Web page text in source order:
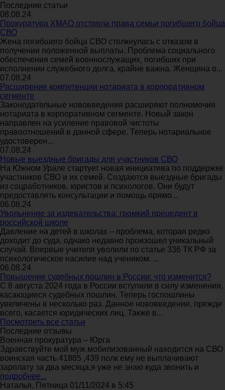
Последние статьи
08.08.24
Прокуратура ХМАО отстояла права семьи погибшего бойца
СВО
Жена погибшего бойца СВО столкнулась с отказом в
получении положенной выплаты. Проблема социального
обеспечения семей военнослужащих, погибших при
исполнении служебного долга, крайне важна. Женщина о...
07.08.24
Расширение компетенции нотариата в корпоративном
сегменте
Законодательные нововведения расширяют полномочия
нотариата в корпоративном сегменте. Новый закон
направлен на усиление правовой чистоты
правоотношений в данной сфере. Теперь нотариальное
удостоверен...
07.08.24
Новые выездные бригады для участников СВО
На Южном Урале стартует новая инициатива по поддержке
участников СВО и их семей. Создаются выездные бригады
из соцработников, юристов и психологов. Они будут
предоставлять консультации и помощь прямо...
06.08.24
Увольнение за издевательства: громкий прецедент в
российской школе
Давление на детей в школах – проблема, которая редко
доходит до суда, однако недавно произошел уникальный
случай. Впервые учителя уволили по статье 336 ТК РФ за
психологическое насилие над учеником. ...
06.08.24
Повышение судебных пошлин в России: что изменится?
С 8 августа 2024 года в России вступили в силу изменения,
касающиеся судебных пошлин. Теперь госпошлины
увеличены в несколько раз. Данное нововведение, прежде
всего, касается юридических лиц. Также в...
Посмотреть все статьи
Последние отзывы
Военная прокуратура – Юрга
Здравствуйте мой муж мобилизованный находится на СВО
воинская часть 41885 ,439 полк ему не выплачивают
зарплату за два месяца,я уже не знаю куда звонить и
подробнее...
Наталья, Пятница 01/11/2024 в 5:45